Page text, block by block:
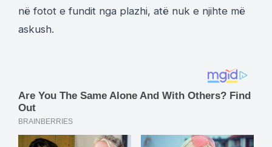
në fotot e fundit nga plazhi, atë nuk e njihte më
askush.